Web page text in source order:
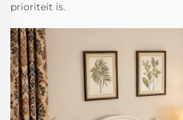
prioriteit is.